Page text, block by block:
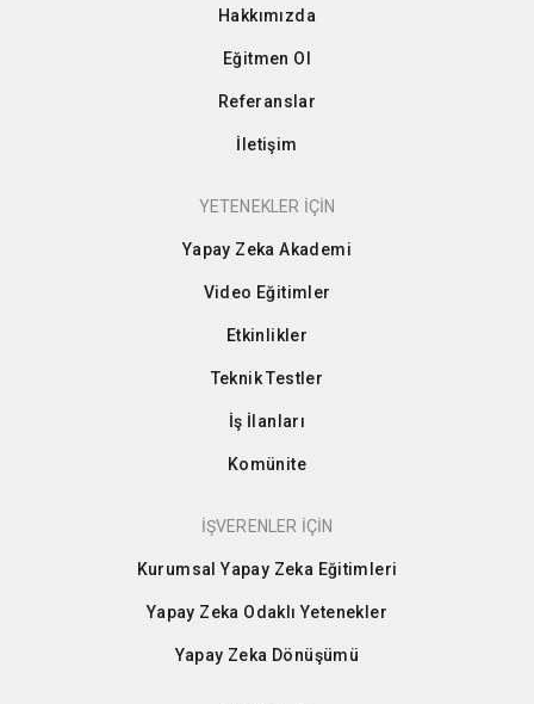
Hakkımızda
Eğitmen Ol
Referanslar
İletişim
YETENEKLER İÇİN
Yapay Zeka Akademi
Video Eğitimler
Etkinlikler
Teknik Testler
İş İlanları
Komünite
İŞVERENLER İÇİN
Kurumsal Yapay Zeka Eğitimleri
Yapay Zeka Odaklı Yetenekler
Yapay Zeka Dönüşümü